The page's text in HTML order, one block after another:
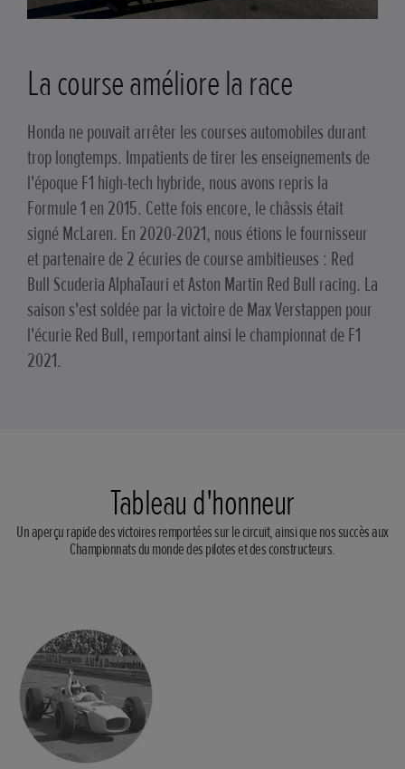
La course améliore la race
Honda ne pouvait arrêter les courses automobiles durant
trop longtemps. Impatients de tirer les enseignements de
l'époque F1 high-tech hybride, nous avons repris la
Formule 1 en 2015. Cette fois encore, le châssis était
signé McLaren. En 2020-2021, nous étions le fournisseur
et partenaire de 2 écuries de course ambitieuses : Red
Bull Scuderia AlphaTauri et Aston Martin Red Bull racing. La
saison s'est soldée par la victoire de Max Verstappen pour
l'écurie Red Bull, remportant ainsi le championnat de F1
2021.
Tableau d'honneur
Un aperçu rapide des victoires remportées sur le circuit, ainsi que nos succès aux
Championnats du monde des pilotes et des constructeurs.